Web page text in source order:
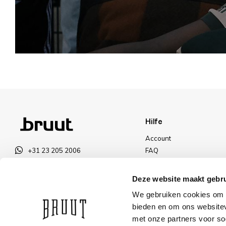
Deze website maakt
We gebruiken cookies
bieden en om ons
met onze partners voor
+31 23 205 2006
ÖFFNUNGSZEITEN ANZEIGEN
Hilfe
Account
FAQ
Zahlungsarten
Rabatt